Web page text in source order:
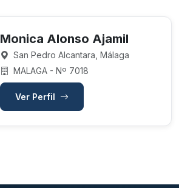
Monica Alonso Ajamil
San Pedro Alcantara, Málaga
MALAGA - Nº 7018
Ver Perfil